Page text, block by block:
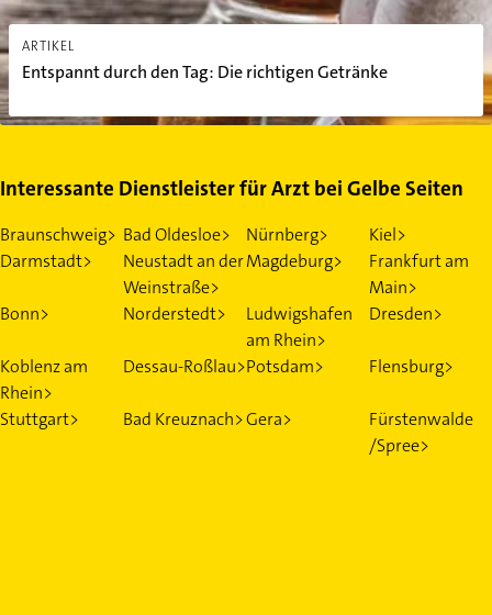
ARTIKEL
Entspannt durch den Tag: Die richtigen Getränke
Interessante Dienstleister für Arzt bei Gelbe Seiten
Braunschweig> Bad Oldesloe> Nürnberg>
Kiel>
Darmstadt>
Neustadt an der
Weinstraße>
Magdeburg>
Frankfurt am
Main>
Bonn>
Norderstedt>
Ludwigshafen
am Rhein>
Dresden>
Koblenz am
Rhein>
Dessau-Roßlau>Potsdam> Flensburg>
Stuttgart> Bad Kreuznach>Gera>
Fürstenwalde
/Spree>